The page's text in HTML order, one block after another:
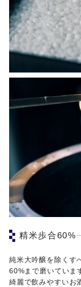
精米歩合60%
純米大吟醸を除くす
60%まで磨いていま
綺麗で飲みやすいお